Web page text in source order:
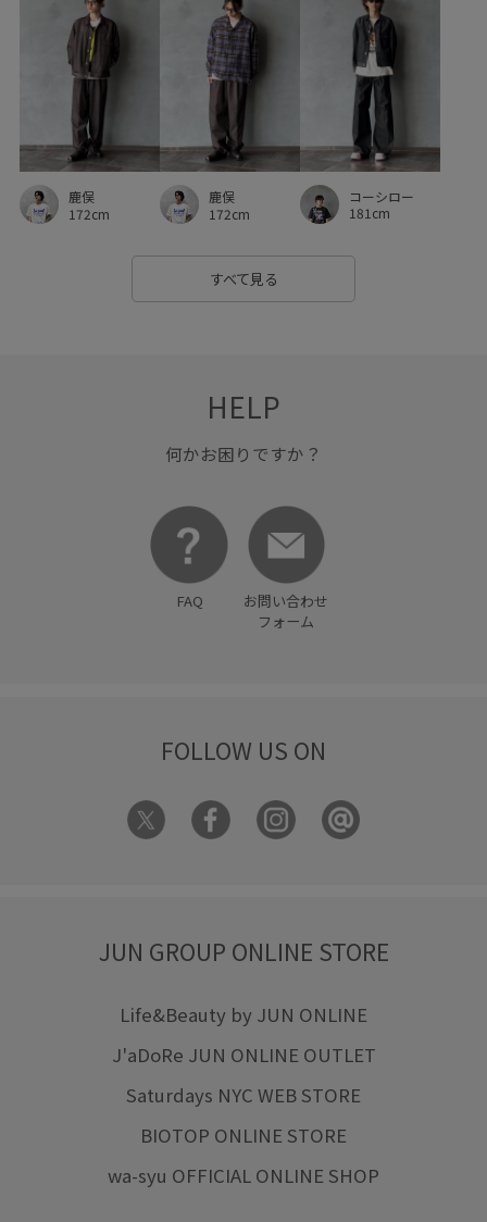
鹿俣
172cm
鹿俣
172cm
コーシロー
181cm
すべて見る
HELP
何かお困りですか？
FAQ
お問い合わせ
フォーム
FOLLOW US ON
JUN GROUP ONLINE STORE
Life&Beauty by JUN ONLINE
J'aDoRe JUN ONLINE OUTLET
Saturdays NYC WEB STORE
BIOTOP ONLINE STORE
wa-syu OFFICIAL ONLINE SHOP